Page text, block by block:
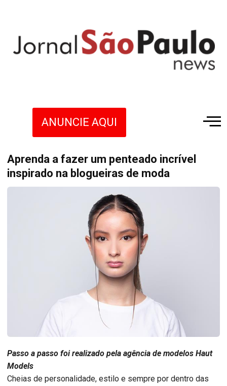
ANUNCIE AQUI
Aprenda a fazer um penteado incrível
inspirado na blogueiras de moda
Passo a passo foi realizado pela agência de modelos Haut
Models
Cheias de personalidade, estilo e sempre por dentro das